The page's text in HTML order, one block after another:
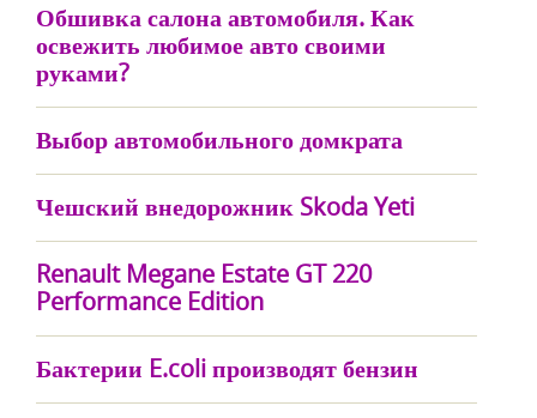
Обшивка салона автомобиля. Как
освежить любимое авто своими
руками?
Выбор автомобильного домкрата
Чешский внедорожник Skoda Yeti
Renault Megane Estate GT 220
Performance Edition
Бактерии E.coli производят бензин